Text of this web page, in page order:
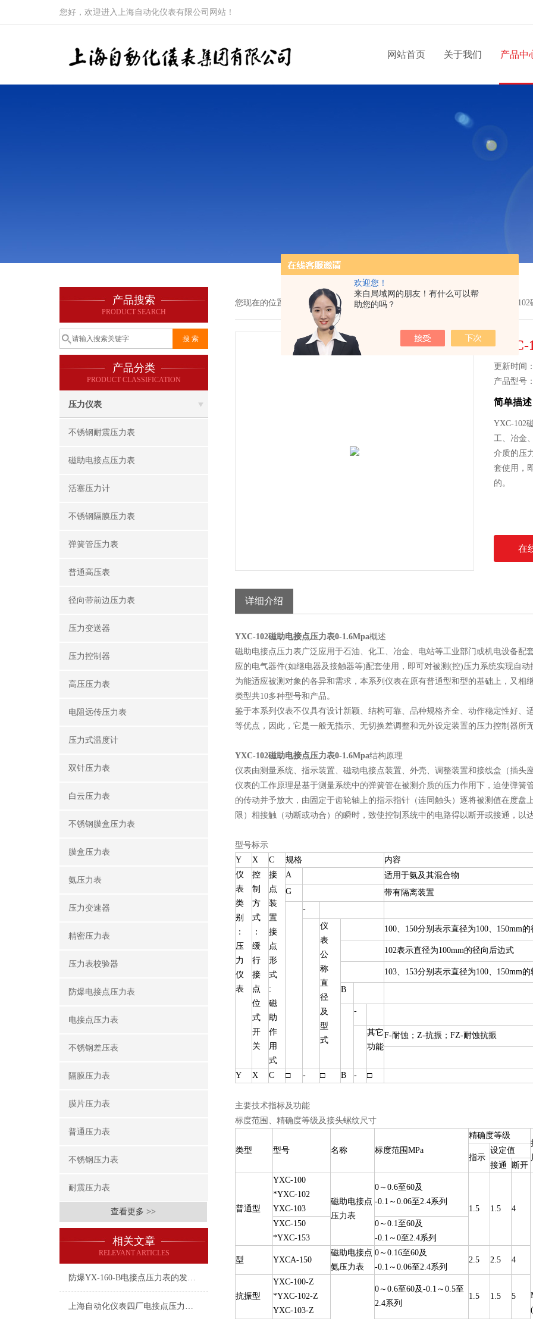
欢迎您！
来自局域网的朋友！有什么可以帮
助您的吗？
您好，欢迎进入上海自动化仪表有限公司网站！
网站首页 关于我们 产品中
产品搜索
PRODUCT SEARCH
产品分类
PRODUCT CLASSIFICATION
压力仪表
不锈钢耐震压力表
磁助电接点压力表
活塞压力计
不锈钢隔膜压力表
弹簧管压力表
普通高压表
径向带前边压力表
压力变送器
压力控制器
高压压力表
电阻远传压力表
压力式温度计
双针压力表
白云压力表
不锈钢膜盒压力表
膜盒压力表
氨压力表
压力变速器
精密压力表
压力表校验器
防爆电接点压力表
电接点压力表
不锈钢差压表
隔膜压力表
膜片压力表
普通压力表
不锈钢压力表
耐震压力表
查看更多 >>
相关文章
RELEVANT ARTICLES
防爆YX-160-B电接点压力表的发展必须适应新环境
上海自动化仪表四厂电接点压力表结构原理和相关问题处理
您现在的位置： 首页 > 产品中心 >压力仪表 > YXC-102YXC-
YXC-
更新时间
产品型号
简单描述
YXC-102
工、冶金
介质的压
套使用，
的。
在
详细介绍
YXC-102磁助电接点压力表0-1.6Mpa概述
磁助电接点压力表广泛应用于石油、化工、冶金、电站等工业部门或机电设备配
应的电气器件(如继电器及接触器等)配套使用，即可对被测(控)压力系统实现自动
为能适应被测对象的各异和需求，本系列仪表在原有普通型和型的基础上，又
类型共10多种型号和产品。
鉴于本系列仪表不仅具有设计新颖、结构可靠、品种规格齐全、动作稳定性好
等优点，因此，它是一般无指示、无切换差调整和无外设定装置的压力控制器所
YXC-102磁助电接点压力表0-1.6Mpa结构原理
仪表由测量系统、指示装置、磁动电接点装置、外壳、调整装置和接线盒（插头
仪表的工作原理是基于测量系统中的弹簧管在被测介质的压力作用下，迫使弹
的传动并予放大，由固定于齿轮轴上的指示指针（连同触头）逐将被测值在度
限）相接触（动断或动合）的瞬时，致使控制系统中的电路得以断开或接通，以
型号标示
Y
X C 规格
内容
仪
表
类
别
：
压
力
仪
表
控
制
方
式
：
缓
行
接
点
位
式
开
关
接
点
装
置
接
点
形
式
:
磁
助
作
用
式
A
适用于氨及其混合物
G
带有隔离装置
-
仪
表
公
称
直
径
及
型
式
100、150分别表示直径为100、150mm
102表示直径为100mm的径向后边式
103、153分别表示直径为100、150mm
B
-
其它
功能
F-耐蚀；Z-抗振；FZ-耐蚀抗振
Y X C □ - □ B - □
主要技术指标及功能
标度范围、精确度等级及接头螺纹尺寸
类型 型号 名称 标度范围MPa
精确度等级
指示
设定值
接通
断开
普通型
YXC-100
*YXC-102
YXC-103
磁助电接点
压力表
0～ 0.6至60及
-0.1～0.06至2.4系列
1.5
1.5 4
YXC-150
*YXC-153
0～0.1至60及
-0.1～0至2.4系列
型 YXCA-150
磁助电接点
氨压力表
0～0.16至60及
-0.1～0.06至2.4系列
2.5 2.5 4
抗振型
YXC-100-Z
*YXC-102-Z
YXC-103-Z
0～0.6至60及-0.1～0.5至
2.4系列
1.5 1.5 5